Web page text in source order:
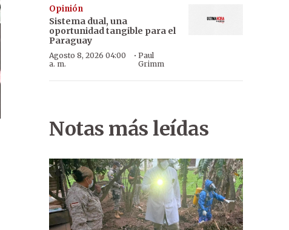
Opinión
Sistema dual, una
oportunidad tangible para el
Paraguay
Agosto 8, 2026 04:00
a. m.
·Paul
Grimm
Notas más leídas